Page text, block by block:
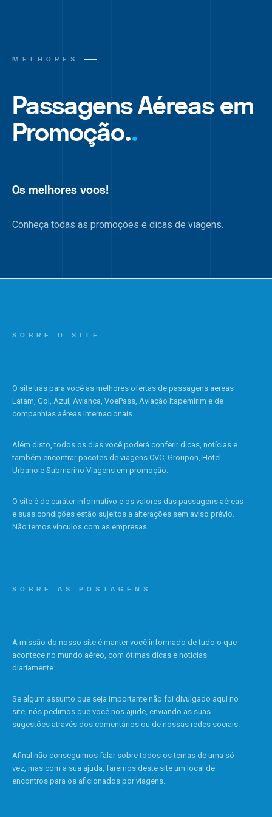
MELHORES
Passagens Aéreas em
Promoção..
Os melhores voos!
Conheça todas as promoções e dicas de viagens.
SOBRE O SITE
O site trás para você as melhores ofertas de passagens aereas
Latam, Gol, Azul, Avianca, VoePass, Aviação Itapemirim e de
companhias aéreas internacionais.
Além disto, todos os dias você poderá conferir dicas, notícias e
também encontrar pacotes de viagens CVC, Groupon, Hotel
Urbano e Submarino Viagens em promoção.
O site é de caráter informativo e os valores das passagens aéreas
e suas condições estão sujeitos a alterações sem aviso prévio.
Não temos vínculos com as empresas.
SOBRE AS POSTAGENS
A missão do nosso site é manter você informado de tudo o que
acontece no mundo aéreo, com ótimas dicas e notícias
diariamente.
Se algum assunto que seja importante não foi divulgado aqui no
site, nós pedimos que você nos ajude, enviando as suas
sugestões através dos comentários ou de nossas redes sociais.
Afinal não conseguimos falar sobre todos os temas de uma só
vez, mas com a sua ajuda, faremos deste site um local de
encontros para os aficionados por viagens.